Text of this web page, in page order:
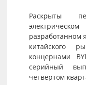
Раскрыты
разработанном
китайского
концернами
серийный
четвертом